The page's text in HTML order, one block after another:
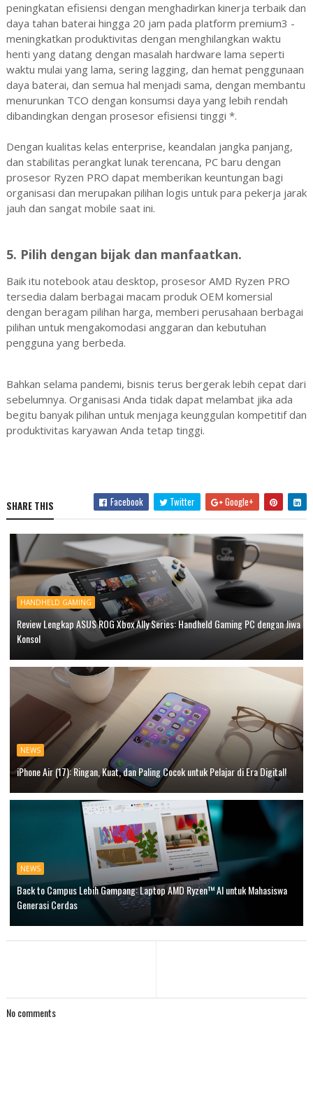
peningkatan efisiensi dengan menghadirkan kinerja terbaik dan
daya tahan baterai hingga 20 jam pada platform premium3 -
meningkatkan produktivitas dengan menghilangkan waktu
henti yang datang dengan masalah hardware lama seperti
waktu mulai yang lama, sering lagging, dan hemat penggunaan
daya baterai, dan semua hal menjadi sama, dengan membantu
menurunkan TCO dengan konsumsi daya yang lebih rendah
dibandingkan dengan prosesor efisiensi tinggi *.
Dengan kualitas kelas enterprise, keandalan jangka panjang,
dan stabilitas perangkat lunak terencana, PC baru dengan
prosesor Ryzen PRO dapat memberikan keuntungan bagi
organisasi dan merupakan pilihan logis untuk para pekerja jarak
jauh dan sangat mobile saat ini.
5. Pilih dengan bijak dan manfaatkan.
Baik itu notebook atau desktop, prosesor AMD Ryzen PRO
tersedia dalam berbagai macam produk OEM komersial
dengan beragam pilihan harga, memberi perusahaan berbagai
pilihan untuk mengakomodasi anggaran dan kebutuhan
pengguna yang berbeda.
Bahkan selama pandemi, bisnis terus bergerak lebih cepat dari
sebelumnya. Organisasi Anda tidak dapat melambat jika ada
begitu banyak pilihan untuk menjaga keunggulan kompetitif dan
produktivitas karyawan Anda tetap tinggi.
SHARE THIS Facebook Twitter Google+
HANDHELD GAMING
Review Lengkap ASUS ROG Xbox Ally Series: Handheld Gaming PC dengan Jiwa
Konsol
NEWS
iPhone Air (17): Ringan, Kuat, dan Paling Cocok untuk Pelajar di Era Digital!
NEWS
Back to Campus Lebih Gampang: Laptop AMD Ryzen™ AI untuk Mahasiswa
Generasi Cerdas
No comments